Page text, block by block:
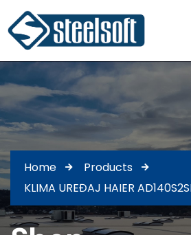
Home
Products
KLIMA UREĐAJ HAIER